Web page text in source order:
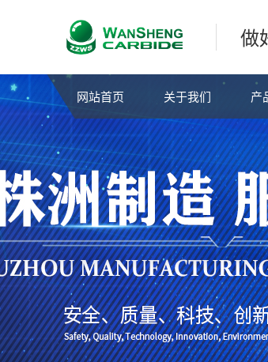
做
网站首页 关于我们 产